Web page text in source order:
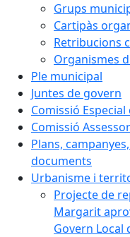
Grups
Cartipàs
Retribucions
Organismes
Ple municipal
Juntes de govern
Comissió
Comissió
Plans,
documents
Urbanisme i
Projecte de
Margarit
Govern Local